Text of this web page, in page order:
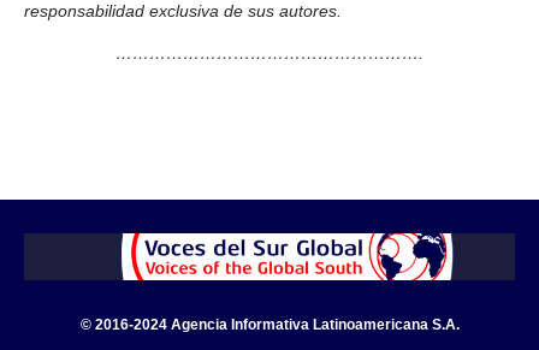
responsabilidad exclusiva de sus autores.
……………………………………………….
© 2016-2024 Agencia Informativa Latinoamericana S.A.